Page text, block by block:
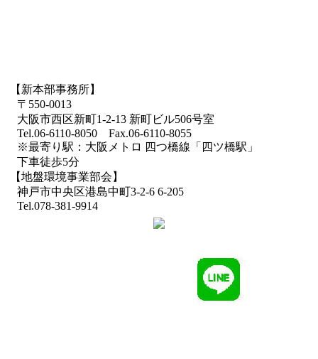
【新本部事務所】
〒550-0013
大阪市西区新町1-2-13 新町ビル506号室
Tel.06-6110-8050 Fax.06-6110-8055
※最寄り駅：大阪メトロ 四つ橋線「四ツ橋駅」
下車徒歩5分
【地盤環境事業部会】
神戸市中央区港島中町3-2-6 6-205
Tel.078-381-9914